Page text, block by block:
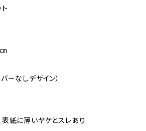
バーなしデザイン）
表紙に薄いヤケとスレあり